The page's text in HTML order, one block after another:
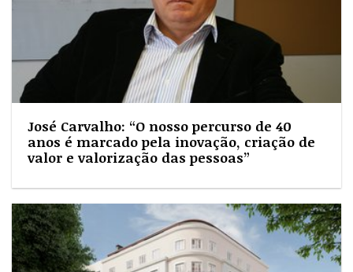
José Carvalho: “O nosso percurso de 40
anos é marcado pela inovação, criação de
valor e valorização das pessoas”